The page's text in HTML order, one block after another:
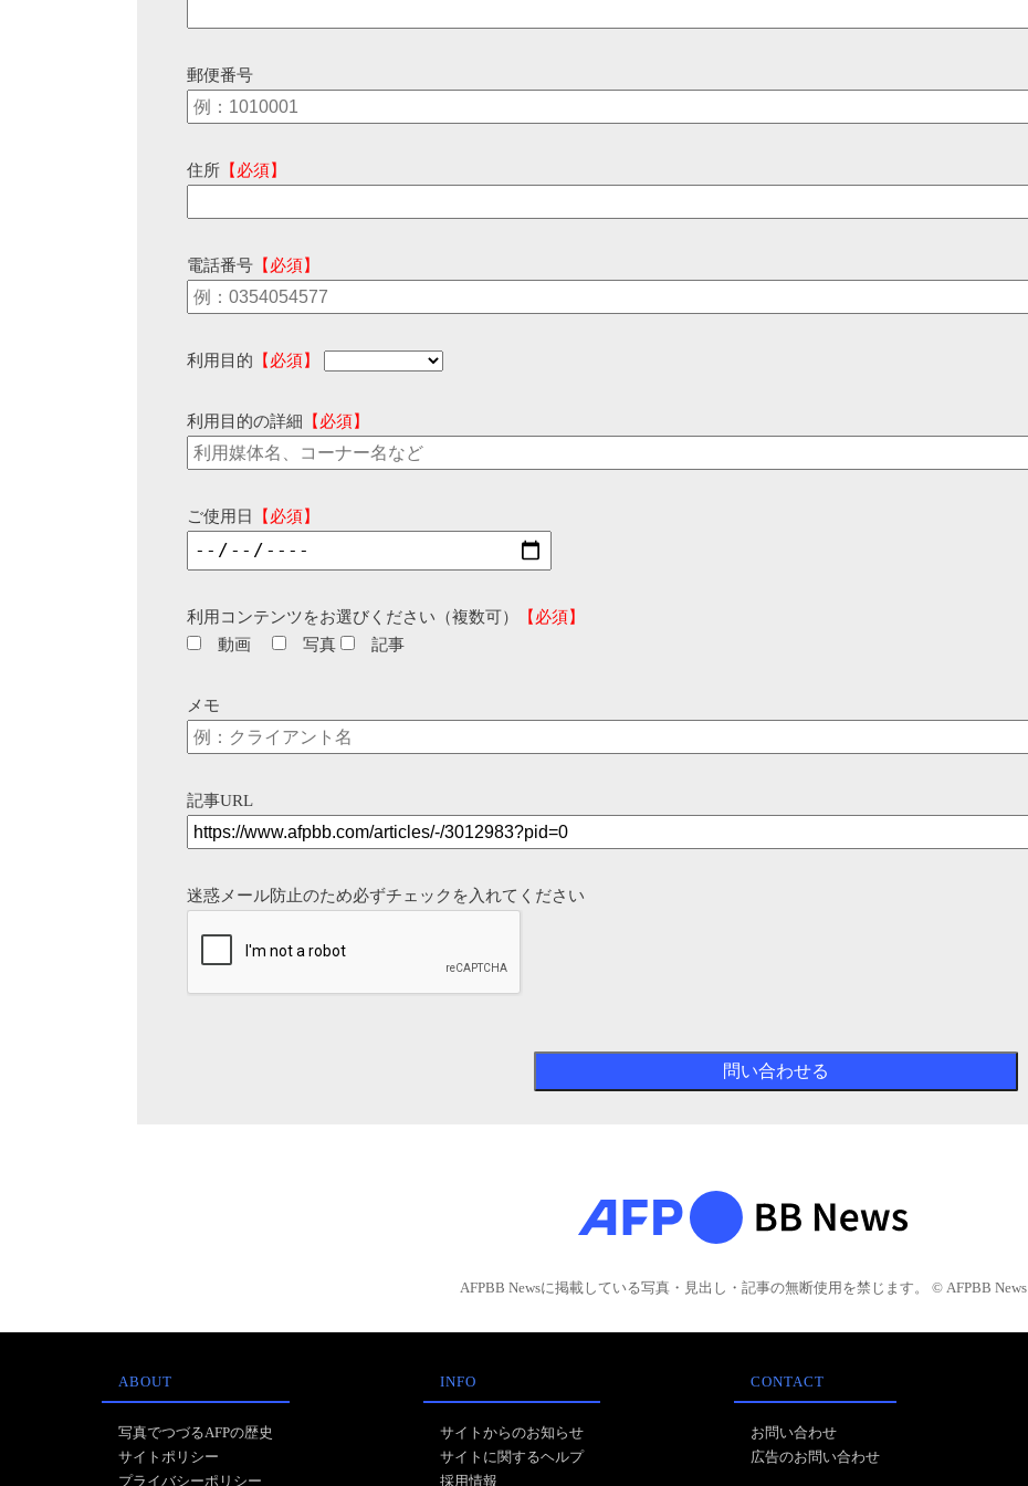
郵便番号
住所 【必須】
電話番号 【必須】
利用目的 【必須】
利用目的の詳細 【必須】
ご使用日 【必須】
利用コンテンツをお選びください（複数可）
【必須】
動画
写真 記事
メモ
記事URL
迷惑メール防止のため必ずチェックを入れてください
AFPBB Newsに掲載している写真・見出し・記事の無断使用を禁じます。 © AFPBB News
ABOUT
写真でつづるAFPの歴史
サイトポリシー
プライバシーポリシー
INFO
サイトからのお知らせ
サイトに関するヘルプ
採用情報
CONTACT
お問い合わせ
広告のお問い合わせ